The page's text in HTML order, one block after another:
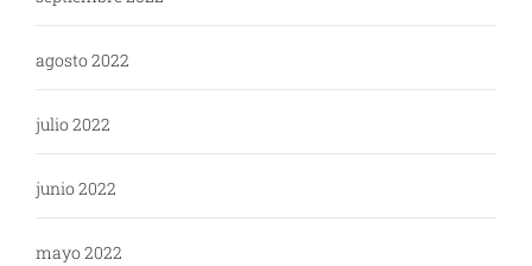
agosto 2022
julio 2022
junio 2022
mayo 2022